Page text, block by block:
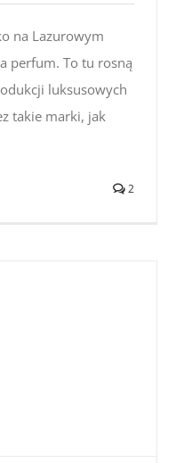
na Lazurowym
perfum. To tu rosną
luksusowych
takie marki, jak
2